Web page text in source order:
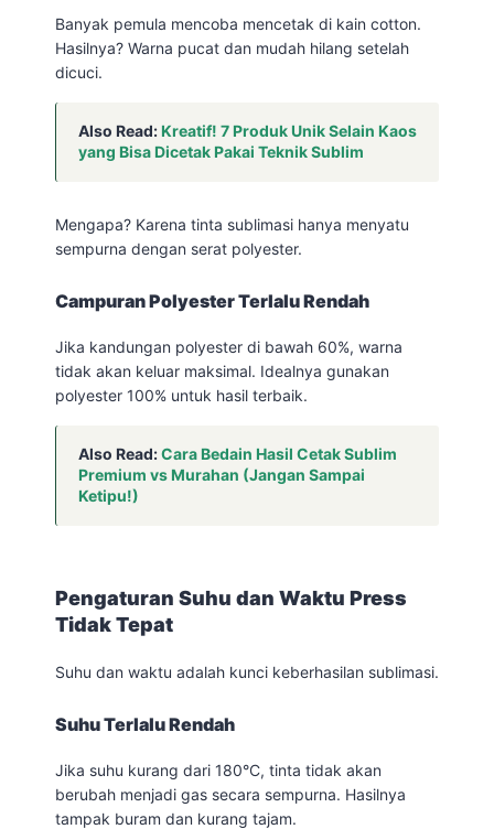
Banyak pemula mencoba mencetak di kain cotton.
Hasilnya? Warna pucat dan mudah hilang setelah
dicuci.
Also Read:Kreatif! 7 Produk Unik Selain Kaos
yang Bisa Dicetak Pakai Teknik Sublim
Mengapa? Karena tinta sublimasi hanya menyatu
sempurna dengan serat polyester.
Campuran Polyester Terlalu Rendah
Jika kandungan polyester di bawah 60%, warna
tidak akan keluar maksimal. Idealnya gunakan
polyester 100% untuk hasil terbaik.
Also Read:Cara Bedain Hasil Cetak Sublim
Premium vs Murahan (Jangan Sampai
Ketipu!)
Pengaturan Suhu dan Waktu Press
Tidak Tepat
Suhu dan waktu adalah kunci keberhasilan sublimasi.
Suhu Terlalu Rendah
Jika suhu kurang dari 180°C, tinta tidak akan
berubah menjadi gas secara sempurna. Hasilnya
tampak buram dan kurang tajam.